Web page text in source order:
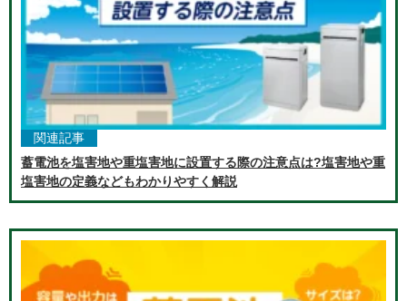
関連記事
蓄電池を塩害地や重塩害地に設置する際の注意点は?塩害地や重
塩害地の定義などもわかりやすく解説